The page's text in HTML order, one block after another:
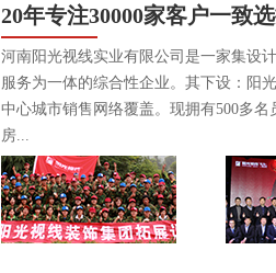
20年专注30000家客户一致
河南阳光视线实业有限公司是一家集设
服务为一体的综合性企业。其下设：阳
中心城市销售网络覆盖。现拥有500多
房...